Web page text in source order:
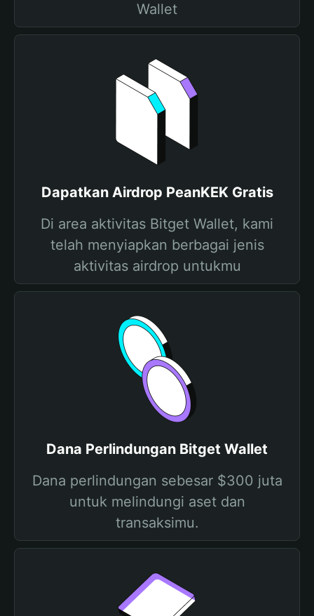
Wallet
Dapatkan Airdrop PeanKEK Gratis
Di area aktivitas Bitget Wallet, kami
telah menyiapkan berbagai jenis
aktivitas airdrop untukmu
Dana Perlindungan Bitget Wallet
Dana perlindungan sebesar $300 juta
untuk melindungi aset dan
transaksimu.